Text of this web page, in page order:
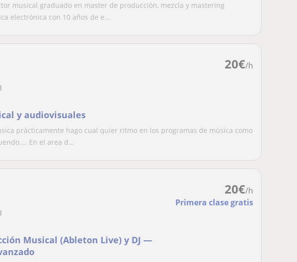
musical graduado en master de producción, mezcla y mastering
electrónica con 10 años de e...
20€/h
y audiovisuales
prácticamente hago cual quier ritmo en los programas de música como
En el area d...
20€/h
Primera clase gratis
Musical (Ableton Live) y DJ —